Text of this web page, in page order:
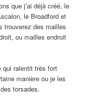
que j’ai déjà créé, le
le Broadford et
trouverez des mailles
ou mailles endroit
qui ralentit très fort
manière ou je les
torsades.